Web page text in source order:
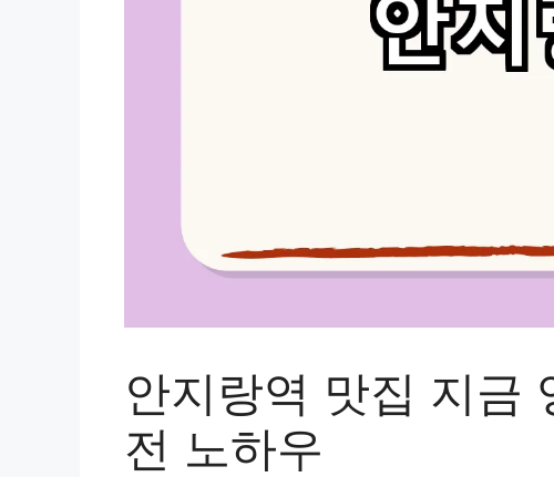
안지랑역 맛집 지금
전 노하우